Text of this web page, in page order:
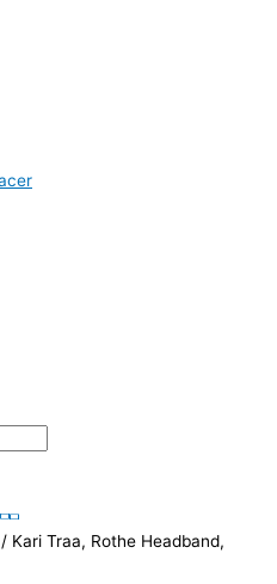
/ Kari Traa, Rothe Headband,